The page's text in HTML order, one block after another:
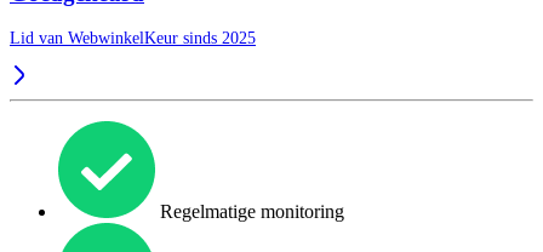
Lid van WebwinkelKeur sinds 2025
Regelmatige monitoring